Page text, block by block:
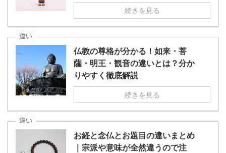
続きを見る
違い
仏教の尊格が分かる！如来・菩
薩・明王・観音の違いとは？分か
りやすく徹底解説
続きを見る
違い
お経と念仏とお題目の違いまとめ
｜宗派や意味が全然違うので注